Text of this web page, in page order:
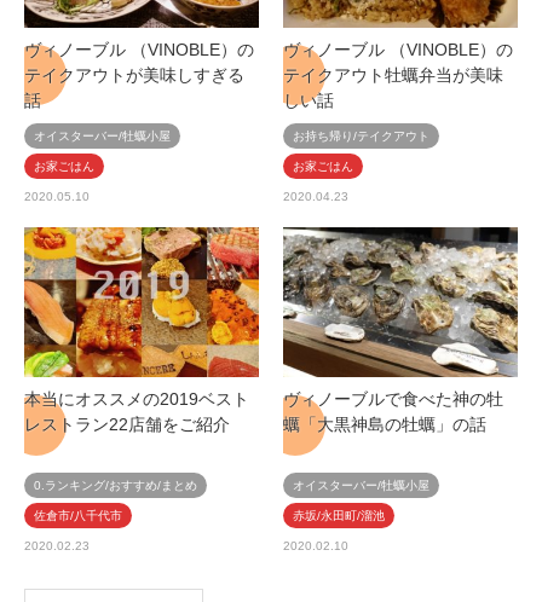
ヴィノーブル （VINOBLE）の
テイクアウトが美味しすぎる
話
オイスターバー/牡蠣小屋
お家ごはん
2020.05.10
ヴィノーブル （VINOBLE）の
テイクアウト牡蠣弁当が美味
しい話
お持ち帰り/テイクアウト
お家ごはん
2020.04.23
本当にオススメの2019ベスト
レストラン22店舗をご紹介
0.ランキング/おすすめ/まとめ
佐倉市/八千代市
2020.02.23
ヴィノーブルで食べた神の牡
蠣「大黒神島の牡蠣」の話
オイスターバー/牡蠣小屋
赤坂/永田町/溜池
2020.02.10